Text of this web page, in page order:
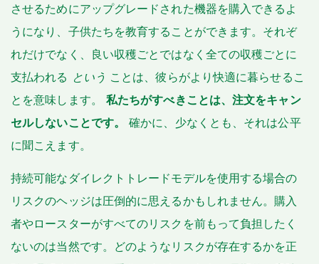
させるためにアップグレードされた機器を購入できるよ
うになり、子供たちを教育することができます。それぞ
れだけでなく、良い収穫ごとではなく全ての収穫ごとに
支払われる という ことは、彼らがより快適に暮らせるこ
とを意味します。 私たちがすべきことは、注文をキャン
セルしないことです。
確かに、少なくとも、それは公平
に聞こえます。
持続可能なダイレクトトレードモデルを使用する場合の
リスクのヘッジは圧倒的に思えるかもしれません。購入
者やロースターがすべてのリスクを前もって負担したく
ないのは当然です。どのようなリスクが存在するかを正